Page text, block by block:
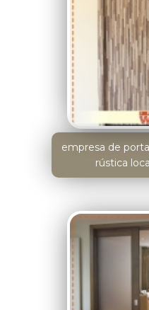
empresa de
rústica